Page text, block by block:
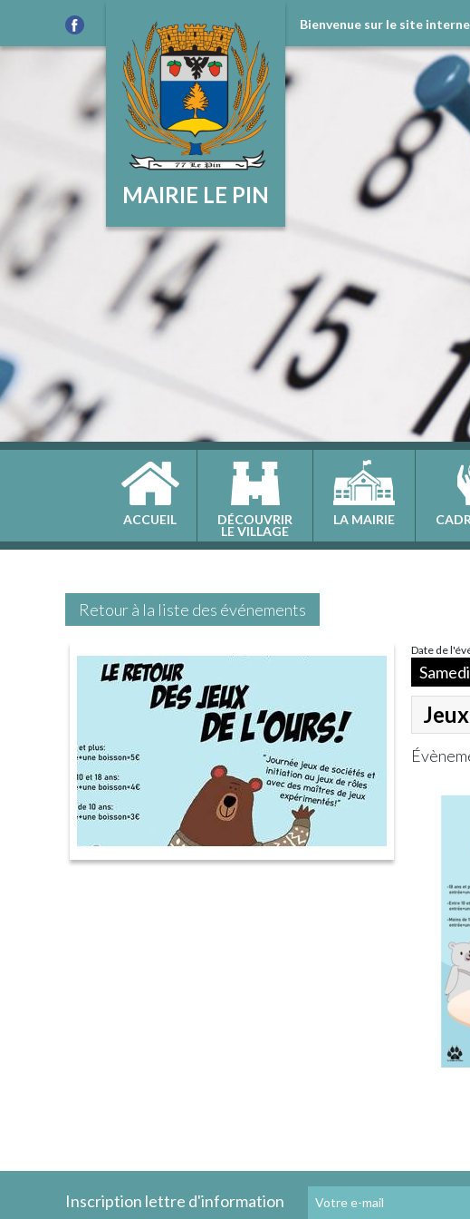
MAIRIE LE PIN
Bienvenue sur le site
ACCUEIL DÉCOUVRIR
LE VILLAGE
LA MAIRIE
Retour à la liste des événements
Date de
Inscription lettre d'information